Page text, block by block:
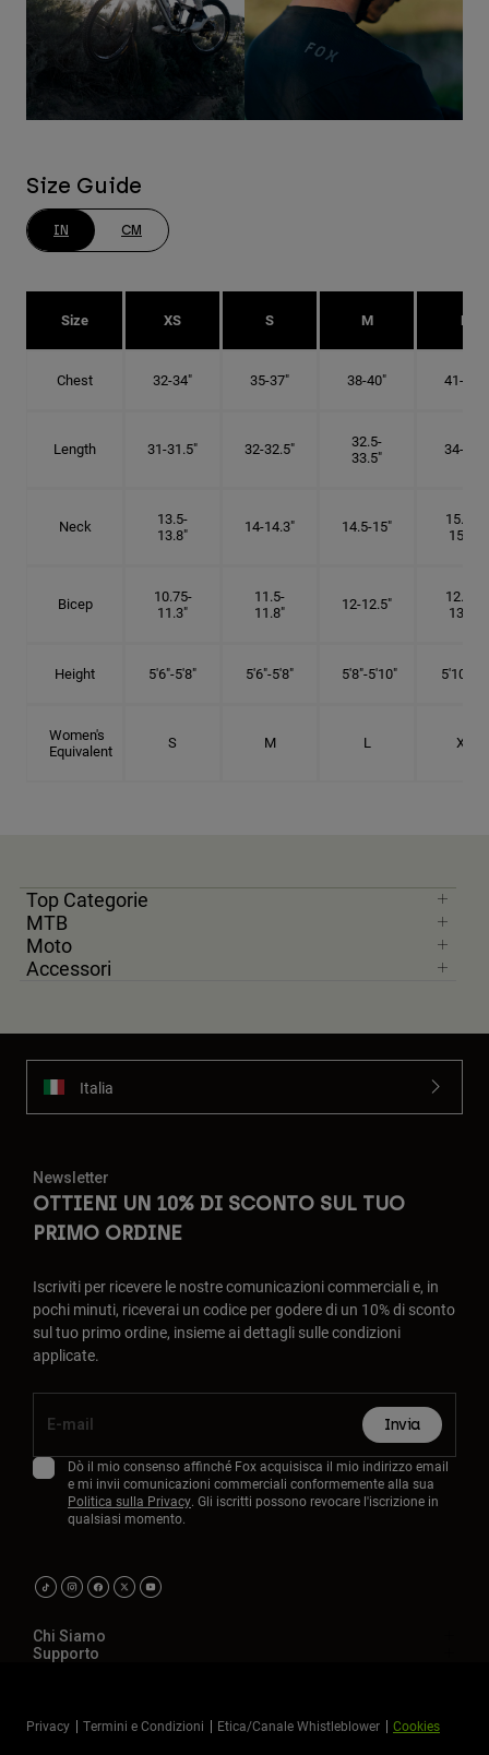
Size Guide
IN CM
Size XS S M L
Chest 32-34" 35-37" 38-40" 41-43"
Length 31-31.5" 32-32.5"
32.5-
33.5"
34-35"
Neck
13.5-
13.8"
14-14.3" 14.5-15"
15.25-
15.5"
Bicep
10.75-
11.3"
11.5-
11.8"
12-12.5"
12.75-
13.3"
Height 5'6"-5'8" 5'6"-5'8" 5'8"-5'10" 5'10"- 6'
Women's
Equivalent
S M L XL
Top Categorie
MTB
Moto
Accessori
Italia
Newsletter
OTTIENI UN 10% DI SCONTO SUL TUO
PRIMO ORDINE
Iscriviti per ricevere le nostre comunicazioni commerciali e, in
pochi minuti, riceverai un codice per godere di un 10% di sconto
sul tuo primo ordine, insieme ai dettagli sulle condizioni
applicate.
Invia
Dò il mio consenso affinché Fox acquisisca il mio indirizzo email
e mi invii comunicazioni commerciali conformemente alla sua
Politica sulla Privacy. Gli iscritti possono revocare l'iscrizione in
qualsiasi momento.
Chi Siamo
Supporto
Privacy Termini e Condizioni Etica/Canale Whistleblower Cookies